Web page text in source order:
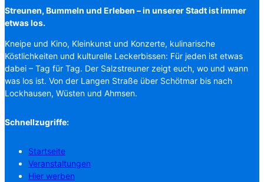
Streunen, Bummeln und Erleben – in unserer Stadt ist immer
etwas los.
Kneipe und Kino, Kleinkunst und Konzerte, kulinarische
Köstlichkeiten und kulturelle Leckerbissen: Für jeden ist etwas
dabei – Tag für Tag. Der Salzstreuner zeigt euch, wo und wann
was los ist. Von der Langen Straße über Schötmar bis nach
Lockhausen, Wüsten und Ahmsen.
Schnellzugriffe:
Startseite
Veranstaltungen
Hier werben